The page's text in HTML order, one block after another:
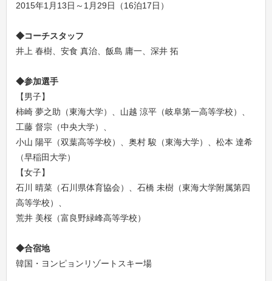
2015年1月13日～1月29日（16泊17日）
◆コーチスタッフ
井上 春樹、安食 真治、飯島 庸一、深井 拓
◆参加選手
【男子】
柿崎 夢之助（東海大学）、山越 涼平（岐阜第一高等学校）、
工藤 督宗（中央大学）、
小山 陽平（双葉高等学校）、奥村 駿（東海大学）、松本 達希
（早稲田大学）
【女子】
石川 晴菜（石川県体育協会）、石橋 未樹（東海大学附属第四
高等学校）、
荒井 美桜（富良野緑峰高等学校）
◆合宿地
韓国・ヨンピョンリゾートスキー場